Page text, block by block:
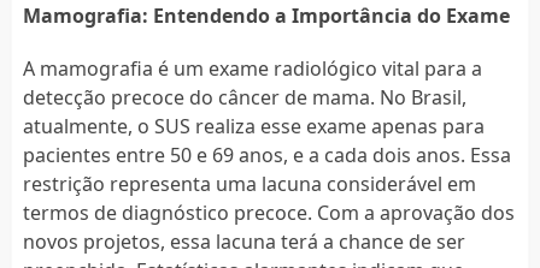
Mamografia: Entendendo a Importância do Exame
A mamografia é um exame radiológico vital para a
detecção precoce do câncer de mama. No Brasil,
atualmente, o SUS realiza esse exame apenas para
pacientes entre 50 e 69 anos, e a cada dois anos. Essa
restrição representa uma lacuna considerável em
termos de diagnóstico precoce. Com a aprovação dos
novos projetos, essa lacuna terá a chance de ser